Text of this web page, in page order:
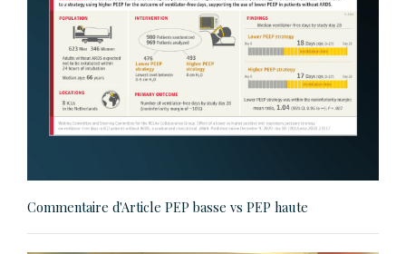
Commentaire d'Article PEP basse vs PEP haute